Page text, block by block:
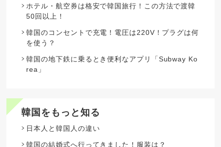
ホテル・航空券は格安で韓国旅行！この方法で渡韓
50回以上！
韓国のコンセントで充電！電圧は220V！プラグは何
を使う？
韓国の地下鉄に乗るとき便利なアプリ「Subway Ko
rea」
韓国をもっと知る
日本人と韓国人の違い
韓国の結婚式へ行ってきました！服装は？